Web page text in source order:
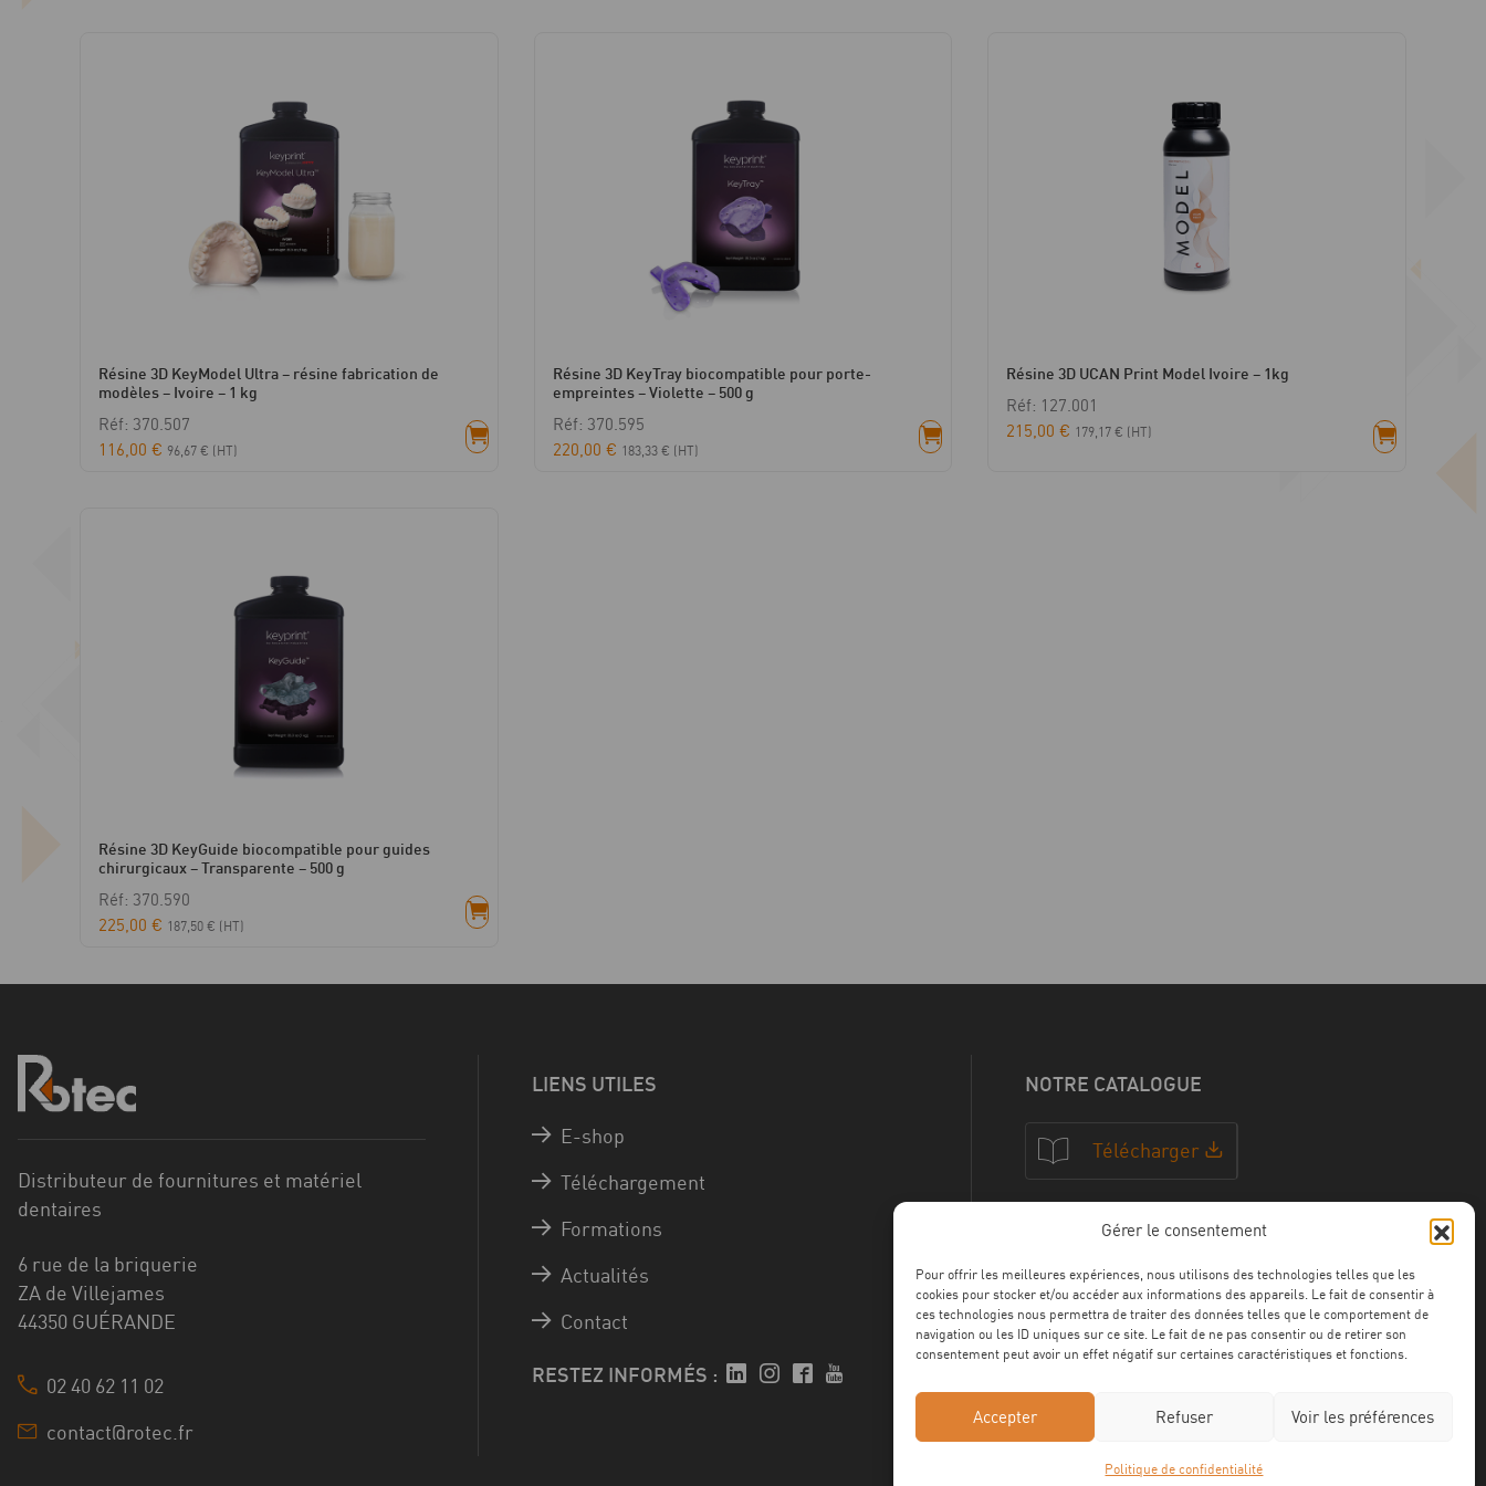
Gérer le consentement
Pour offrir les meilleures expériences, nous utilisons des technologies telles que les
cookies pour stocker et/ou accéder aux informations des appareils. Le fait de consentir à
ces technologies nous permettra de traiter des données telles que le comportement de
navigation ou les ID uniques sur ce site. Le fait de ne pas consentir ou de retirer son
consentement peut avoir un effet négatif sur certaines caractéristiques et fonctions.
Accepter Refuser Voir les préférences
Politique de confidentialité
Résine 3D KeyModel Ultra – résine fabrication de
modèles – Ivoire – 1 kg
Réf: 370.507
116,00 € 96,67 € (HT)
Résine 3D KeyTray biocompatible pour porte-
empreintes – Violette – 500 g
Réf: 370.595
220,00 € 183,33 € (HT)
Résine 3D UCAN Print Model Ivoire – 1kg
Réf: 127.001
215,00€ 179,17€ (HT)
Résine 3D KeyGuide biocompatible pour guides
chirurgicaux – Transparente – 500 g
Réf: 370.590
225,00 € 187,50 € (HT)
Distributeur de fournitures et matériel
dentaires
6 rue de la briquerie
ZA de Villejames
44350 GUÉRANDE
02 40 62 11 02
contact@rotec.fr
LIENS UTILES
E-shop
Téléchargement
Formations
Actualités
Contact
RESTEZ INFORMÉS :
NOTRE CATALOGUE
Télécharger
NOS CERTFICATIONS